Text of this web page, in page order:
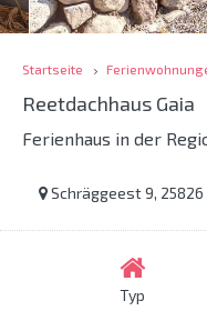
Startseite
Reetdachhaus Gaia
Ferienhaus in der
Schräggeest 9,
Typ